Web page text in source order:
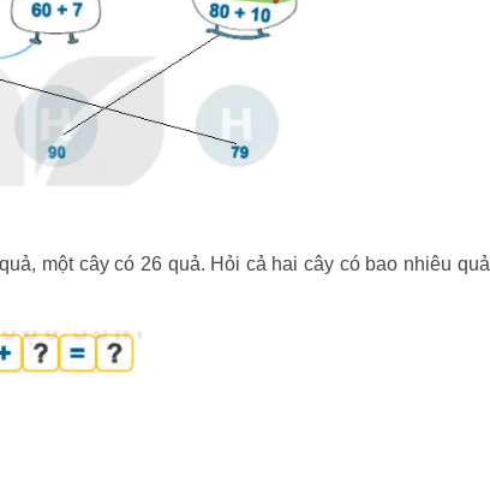
một cây có 26 quả. Hỏi cả hai cây có bao nhiêu quả